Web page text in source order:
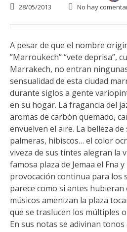
28/05/2013
No hay
A pesar de que el nombre
”Marroukech” “vete deprisa”,
Marrakech, no entran
sensualidad de esta ciudad
durante siglos a gente
en su hogar. La fragancia del
aromas de carbón quemado,
envuelven el aire. La belleza
palmeras, hibiscos… el color
viveza de sus tintes alegran la
famosa plaza de Jemaa el Fna
provocación continua para los
parece como si antes
músicos amenizan la plaza
que se traslucen los múltiples
En sus notas se adivinan